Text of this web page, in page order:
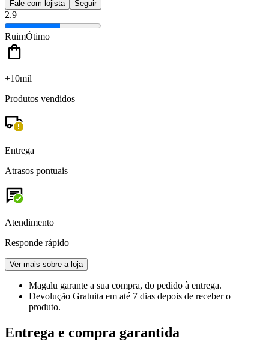
Fale com lojista Seguir
2.9
RuimÓtimo
+10mil
Produtos vendidos
Entrega
Atrasos pontuais
Atendimento
Responde rápido
Ver mais sobre a loja
Magalu garante a sua compra, do pedido à entrega.
Devolução Gratuita em até 7 dias depois de receber o
produto.
Entrega e compra garantida